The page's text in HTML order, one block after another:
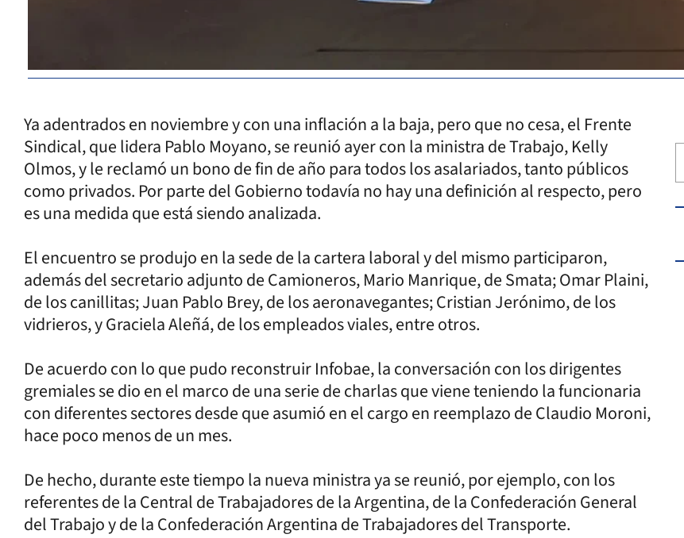
Ya adentrados en noviembre y con una inflación a la baja, pero que no cesa, el Frente
Sindical, que lidera Pablo Moyano, se reunió ayer con la ministra de Trabajo, Kelly
Olmos, y le reclamó un bono de fin de año para todos los asalariados, tanto públicos
como privados. Por parte del Gobierno todavía no hay una definición al respecto, pero
es una medida que está siendo analizada.
El encuentro se produjo en la sede de la cartera laboral y del mismo participaron,
además del secretario adjunto de Camioneros, Mario Manrique, de Smata; Omar Plaini,
de los canillitas; Juan Pablo Brey, de los aeronavegantes; Cristian Jerónimo, de los
vidrieros, y Graciela Aleñá, de los empleados viales, entre otros.
De acuerdo con lo que pudo reconstruir Infobae, la conversación con los dirigentes
gremiales se dio en el marco de una serie de charlas que viene teniendo la funcionaria
con diferentes sectores desde que asumió en el cargo en reemplazo de Claudio Moroni,
hace poco menos de un mes.
De hecho, durante este tiempo la nueva ministra ya se reunió, por ejemplo, con los
referentes de la Central de Trabajadores de la Argentina, de la Confederación General
del Trabajo y de la Confederación Argentina de Trabajadores del Transporte.